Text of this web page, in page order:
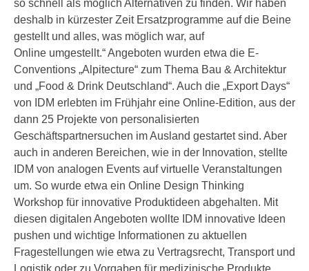
so schnell als möglich Alternativen zu finden. Wir haben
deshalb in kürzester Zeit Ersatzprogramme auf die Beine
gestellt und alles, was möglich war, auf
Online umgestellt.“ Angeboten wurden etwa die E-
Conventions „Alpitecture“ zum Thema Bau & Architektur
und „Food & Drink Deutschland“. Auch die „Export Days“
von IDM erlebten im Frühjahr eine Online-Edition, aus der
dann 25 Projekte von personalisierten
Geschäftspartnersuchen im Ausland gestartet sind. Aber
auch in anderen Bereichen, wie in der Innovation, stellte
IDM von analogen Events auf virtuelle Veranstaltungen
um. So wurde etwa ein Online Design Thinking
Workshop für innovative Produktideen abgehalten. Mit
diesen digitalen Angeboten wollte IDM innovative Ideen
pushen und wichtige Informationen zu aktuellen
Fragestellungen wie etwa zu Vertragsrecht, Transport und
Logistik oder zu Vorgaben für medizinische Produkte